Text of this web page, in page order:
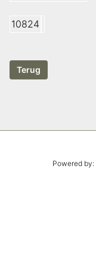
10824
Powered by: